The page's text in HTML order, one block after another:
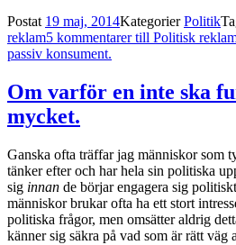
Postat 19 maj, 2014KategorierPolitik
reklam5 kommentarertill Politisk
passiv konsument.
Om varför en inte ska
mycket.
Ganska ofta träffar jag människor som
tänker efter och har hela sin politiska
sig innan de börjar engagera sig
människor brukar ofta ha ett stort
politiska frågor, men omsätter aldrig
känner sig säkra på vad som är rätt väg